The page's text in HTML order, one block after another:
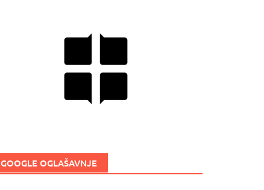
GOOGLE OGLAŠAVNJE